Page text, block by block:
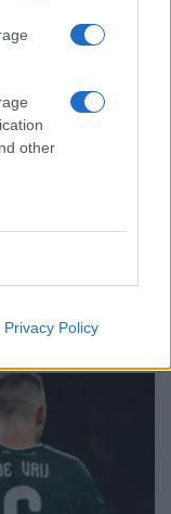
other
Privacy Policy
στον Τραμπ